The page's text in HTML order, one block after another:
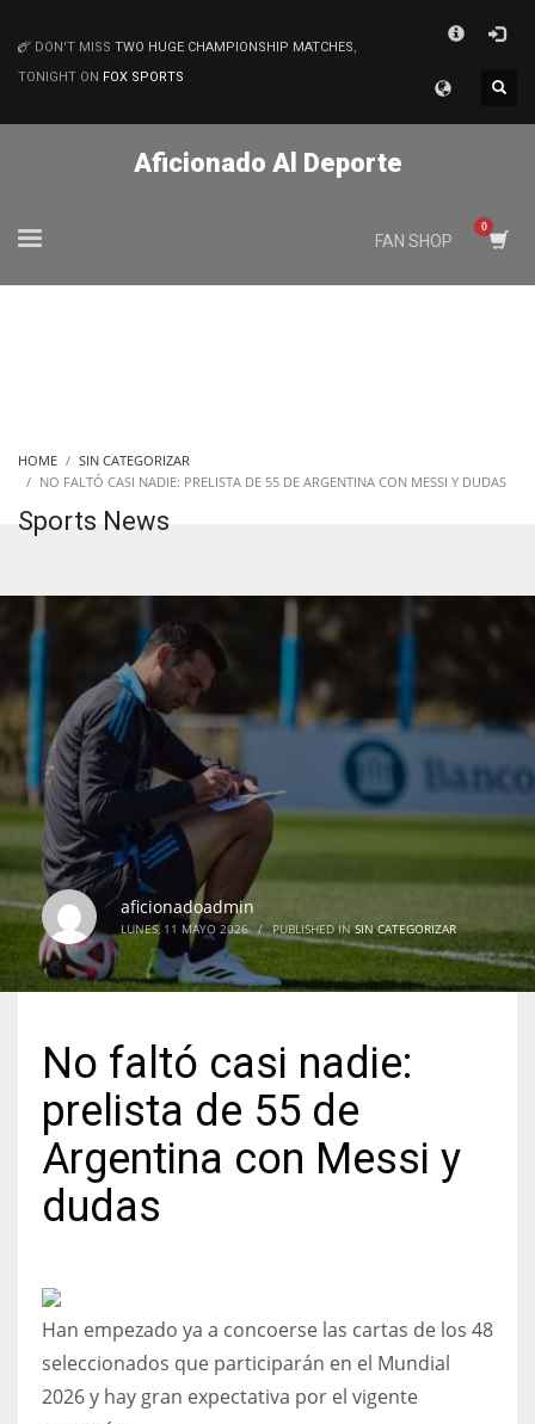
MATCHES
24
IND
DON'T MISS TWO HUGE CHAMPIONSHIP MATCHES,
TONIGHT ON FOX SPORTS
Aficionado Al Deporte
FAN SHOP
HOME
SIN CATEGORIZAR
NO FALTÓ CASI NADIE: PRELISTA DE 55 DE ARGENTINA CON MESSI Y DUDAS
Sports News
aficionadoadmin
LUNES, 11 MAYO 2026 / PUBLISHED INSIN CATEGORIZAR
No faltó casi nadie:
prelista de 55 de
Argentina con Messi y
dudas
Han empezado ya a concoerse las cartas de los 48
seleccionados que participarán en el Mundial
2026 y hay gran expectativa por el vigente